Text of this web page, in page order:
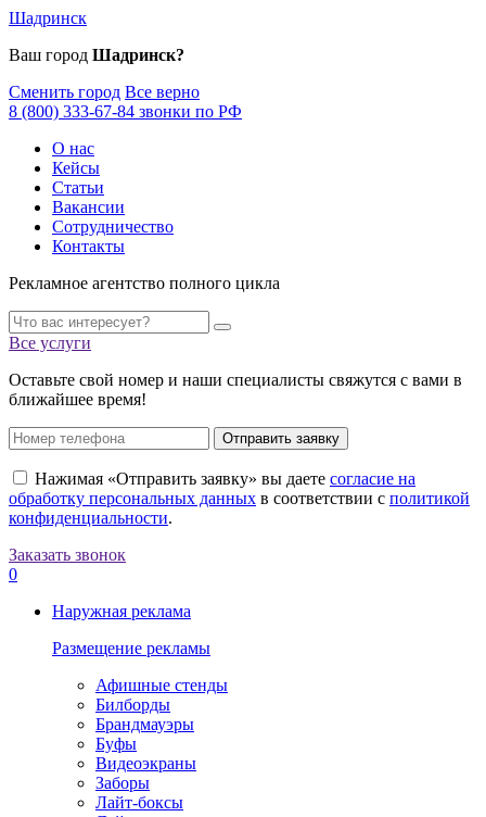
Шадринск
Ваш город Шадринск?
Сменить город Все верно
8 (800) 333-67-84 звонки по РФ
О нас
Кейсы
Статьи
Вакансии
Сотрудничество
Контакты
Рекламное агентство полного цикла
Все услуги
Оставьте свой номер и наши специалисты свяжутся с вами в
ближайшее время!
Отправить заявку
Нажимая «Отправить заявку» вы даете согласие на
обработку персональных данных в соответствии с политикой
конфиденциальности.
Заказать звонок
0
Наружная реклама
Размещение рекламы
Афишные стенды
Билборды
Брандмауэры
Буфы
Видеоэкраны
Заборы
Лайт-боксы